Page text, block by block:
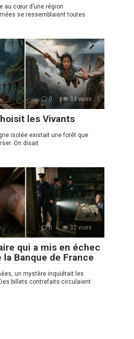
au cœur d’une région
se ressemblaient toutes.
0 33 vues
les Vivants
isolée existait une forêt que
On disait
0 32 vues
qui a mis en échec
Banque de France
un mystère inquiétait les
billets contrefaits circulaient